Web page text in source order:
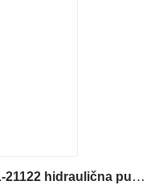
Komatsu 708-2L-21118 708-2L-21122 hidraulična pumpa za bagera